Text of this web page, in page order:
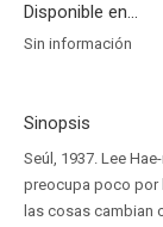
Disponible en...
Sin información
Sinopsis
Seúl, 1937. Lee
preocupa poco por
las cosas cambian